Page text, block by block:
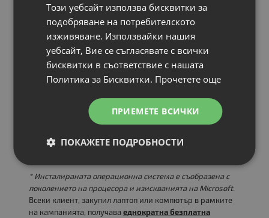
Водоустойчивост: IPX7
Честотен обхват, Hz
Изх. мощност, W
20.00 €
39.12 лв.
* Инсталираната операционна система е съобразена с
поколението на процесора и изискванията на Microsoft.
Всеки клиент, закупил лаптоп или компютър в рамките
на кампанията, получава еднократна безплатна
Този уебсайт използва бисквитки за
подобряване на потребителското
изживяване. Използвайки нашия
уебсайт, Вие се съгласявате с всички
бисквитки в съответствие с нашата
Политика за Бисквитки. Прочетете още
ПРИЕМЕТЕ ВСИЧКИ
ПОКАЖЕТЕ ПОДРОБНОСТИ